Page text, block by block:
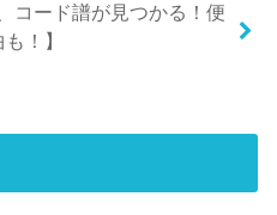
コード譜が見つかる！便
！】